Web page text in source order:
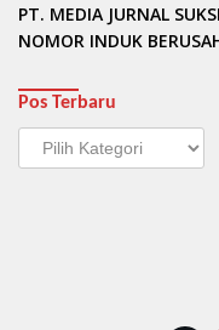
PT. MEDIA JURNAL
NOMOR INDUK
Pos Terbaru
Pos
Terbaru